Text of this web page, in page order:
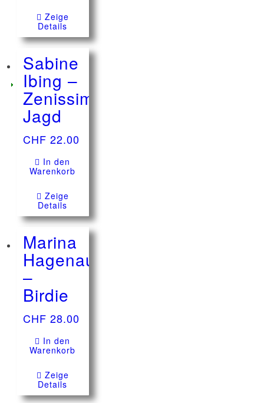
Zeige
Details
Sabine
Ibing –
Zenissimos
Jagd
CHF 22.00
In den
Warenkorb
Zeige
Details
Marina
Hagenauer
–
Birdie
CHF 28.00
In den
Warenkorb
Zeige
Details